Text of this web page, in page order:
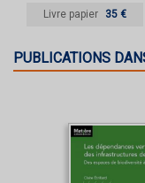
Livre papier 35 €
PUBLICATIONS